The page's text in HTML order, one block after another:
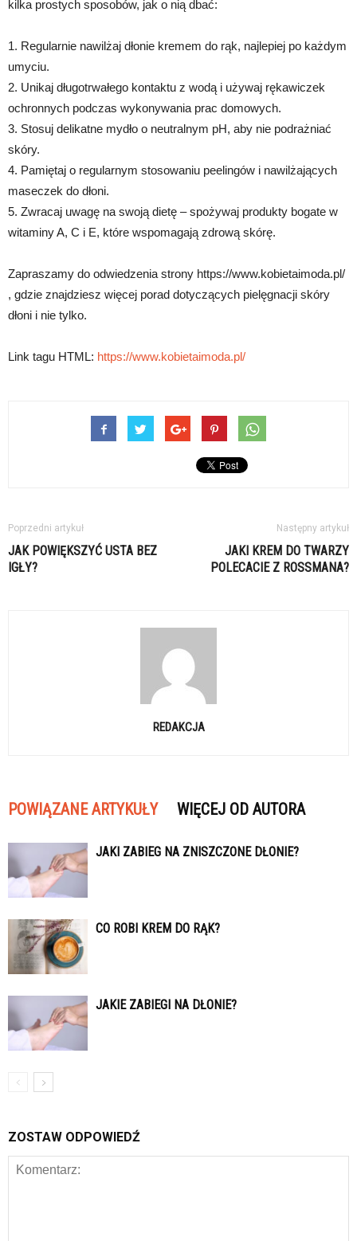
kilka prostych sposobów, jak o nią dbać:
1. Regularnie nawilżaj dłonie kremem do rąk, najlepiej po każdym
umyciu.
2. Unikaj długotrwałego kontaktu z wodą i używaj rękawiczek
ochronnych podczas wykonywania prac domowych.
3. Stosuj delikatne mydło o neutralnym pH, aby nie podrażniać
skóry.
4. Pamiętaj o regularnym stosowaniu peelingów i nawilżających
maseczek do dłoni.
5. Zwracaj uwagę na swoją dietę – spożywaj produkty bogate w
witaminy A, C i E, które wspomagają zdrową skórę.
Zapraszamy do odwiedzenia strony https://www.kobietaimoda.pl/
, gdzie znajdziesz więcej porad dotyczących pielęgnacji skóry
dłoni i nie tylko.
Link tagu HTML: https://www.kobietaimoda.pl/
Poprzedni artykuł
JAK POWIĘKSZYĆ USTA BEZ
IGŁY?
Następny artykuł
JAKI KREM DO TWARZY
POLECACIE Z ROSSMANA?
REDAKCJA
POWIĄZANE ARTYKUŁY WIĘCEJ OD AUTORA
JAKI ZABIEG NA ZNISZCZONE DŁONIE?
CO ROBI KREM DO RĄK?
JAKIE ZABIEGI NA DŁONIE?
ZOSTAW ODPOWIEDŹ